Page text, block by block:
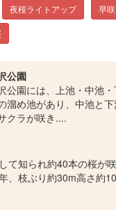
夜桜ライトアップ 早
公園
公園には、上池・中池
溜め池があり、中池と
クラが咲き....
て知られ約40本の桜が
、枝ぶり約30m高さ約